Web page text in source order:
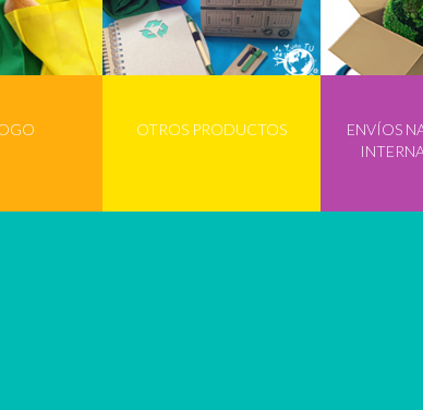
OTROS PRODUCTOS
ENVÍOS